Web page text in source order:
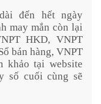
đến hết ngày
may mắn còn lại
HKD, VNPT
bán hàng, VNPT
khảo tại website
số cuối cùng sẽ